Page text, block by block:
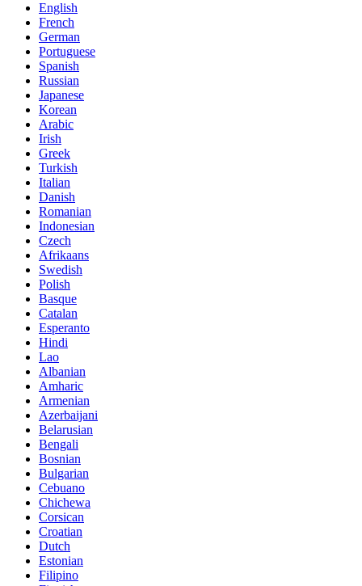
English
French
German
Portuguese
Spanish
Russian
Japanese
Korean
Arabic
Irish
Greek
Turkish
Italian
Danish
Romanian
Indonesian
Czech
Afrikaans
Swedish
Polish
Basque
Catalan
Esperanto
Hindi
Lao
Albanian
Amharic
Armenian
Azerbaijani
Belarusian
Bengali
Bosnian
Bulgarian
Cebuano
Chichewa
Corsican
Croatian
Dutch
Estonian
Filipino